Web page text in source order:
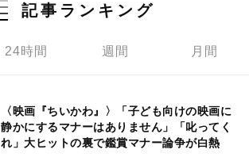
記事ランキング
24時間 週間 月間
〈映画『ちいかわ』〉「子ども向けの映画に
静かにするマナーはありません」「叱ってく
れ」大ヒットの裏で鑑賞マナー論争が白熱